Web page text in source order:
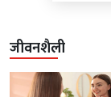
जीवनशैली